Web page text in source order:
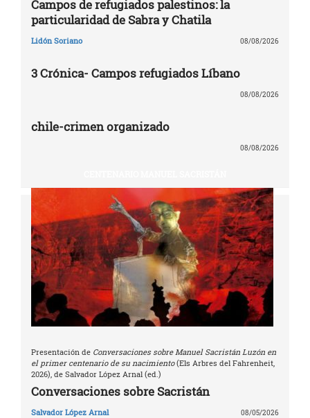
Campos de refugiados palestinos: la
particularidad de Sabra y Chatila
Lidón Soriano 08/08/2026
3 Crónica- Campos refugiados Líbano
08/08/2026
chile-crimen organizado
08/08/2026
Presentación de Conversaciones sobre Manuel Sacristán Luzón en
el primer centenario de su nacimiento(Els Arbres del Fahrenheit,
2026), de Salvador López Arnal (ed.)
Conversaciones sobre Sacristán
Salvador López Arnal 08/05/2026